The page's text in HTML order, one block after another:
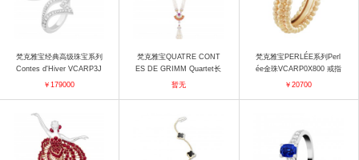
梵克雅宝经典高级珠宝系列
Contes d'Hiver VCARP3J
600 戒指
￥179000
梵克雅宝QUATRE CONT
ES DE GRIMM Quartet长
项链 项链
暂无
梵克雅宝PERLÉE系列Perl
ée金珠VCARP0X800 戒指
￥20700